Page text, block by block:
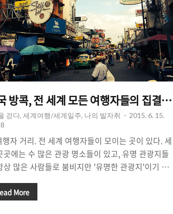
되돌아보게 하는 동시에 새로운 생각을 할 수 있게
주기도 한다. 우리는 여행을 통해 변화의 기회를
수 있는 것이다. 2..
지나갔던 풍경이 그립다.
방콕, 전 세계 모든 여행자들의 집결
걷다, 세계여행/세계일주, 나의 발자취
2015. 6. 15.
행자 거리. 전 세계 여행자들이 모이는 곳이 있다. 세
곳에는 수 많은 관광 명소들이 있고, 유명 관광지들
상 많은 사람들로 붐비지만 '유명한 관광지'이기 때
방콕'에 있다. 저렴한 물가, 고대 문화 유적을 비롯한
More